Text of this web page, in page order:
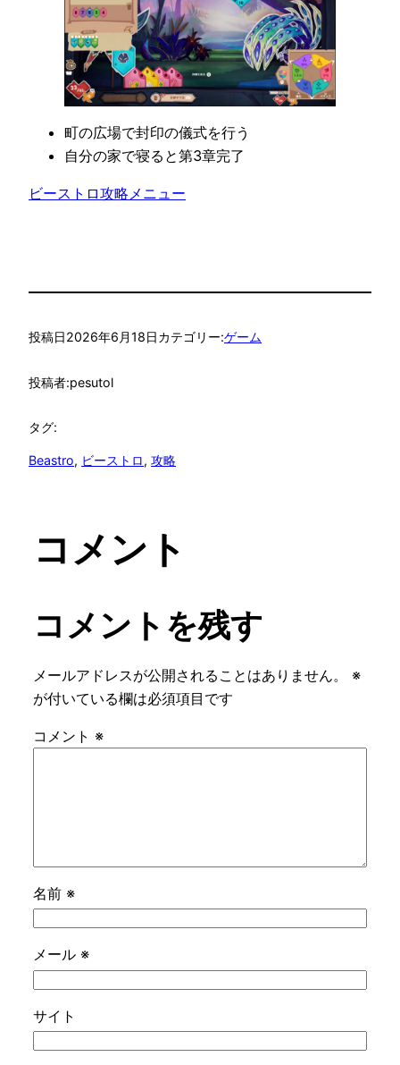
町の広場で封印の儀式を行う
自分の家で寝ると第3章完了
ビーストロ攻略メニュー
投稿日2026年6月18日カテゴリー:ゲーム
投稿者:pesutol
タグ:
Beastro, ビーストロ, 攻略
コメント
コメントを残す
メールアドレスが公開されることはありません。
※
が付いている欄は必須項目です
コメント ※
名前 ※
メール ※
サイト